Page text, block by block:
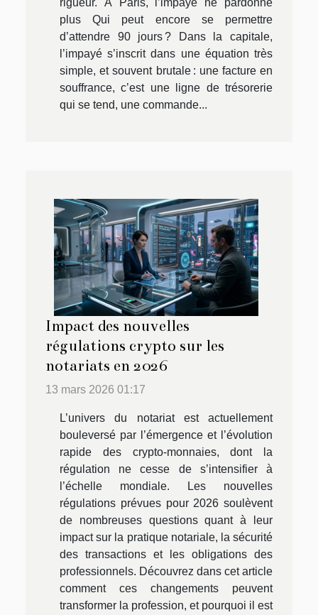
rigueur. À Paris, l’impayé ne pardonne
plus Qui peut encore se permettre
d’attendre 90 jours ? Dans la capitale,
l’impayé s’inscrit dans une équation très
simple, et souvent brutale : une facture en
souffrance, c’est une ligne de trésorerie
qui se tend, une commande...
Impact des nouvelles
régulations crypto sur les
notariats en 2026
13 mars 2026 01:17
L’univers du notariat est actuellement
bouleversé par l’émergence et l’évolution
rapide des crypto-monnaies, dont la
régulation ne cesse de s’intensifier à
l’échelle mondiale. Les nouvelles
régulations prévues pour 2026 soulèvent
de nombreuses questions quant à leur
impact sur la pratique notariale, la sécurité
des transactions et les obligations des
professionnels. Découvrez dans cet article
comment ces changements peuvent
transformer la profession, et pourquoi il est